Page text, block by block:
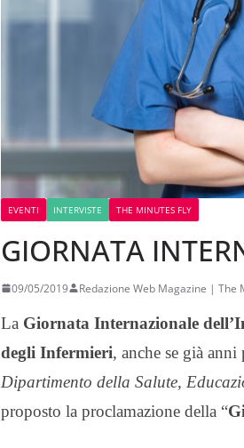
EVENTI INTERVISTE THE MINUTES FLY
GIORNATA
09/05/2019 Redazione Web Magazine | The
La Giornata Internazionale
degli Infermieri, anche se già
Dipartimento della Salute,
proposto la proclamazione della “